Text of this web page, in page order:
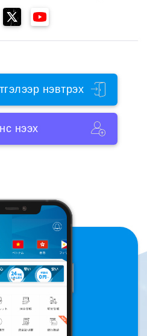
нэвтрэх
нээх